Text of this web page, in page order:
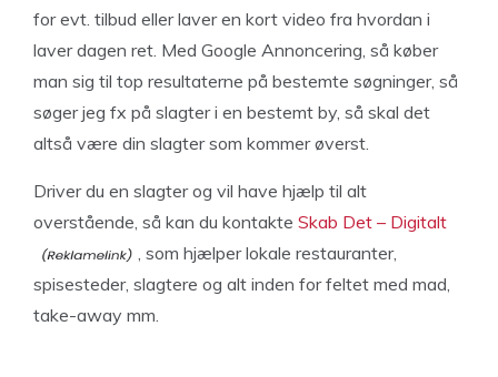
for evt. tilbud eller laver en kort video fra hvordan i
laver dagen ret. Med Google Annoncering, så køber
man sig til top resultaterne på bestemte søgninger, så
søger jeg fx på slagter i en bestemt by, så skal det
altså være din slagter som kommer øverst.
Driver du en slagter og vil have hjælp til alt
overstående, så kan du kontakte Skab Det – Digitalt
, som hjælper lokale restauranter,
spisesteder, slagtere og alt inden for feltet med mad,
take-away mm.